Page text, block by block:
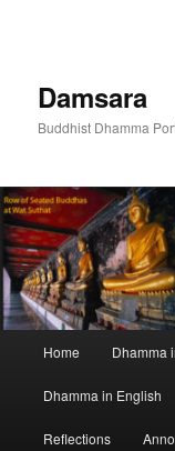
Damsara
Buddhist Dhamma
Home Dhamma
Dhamma in English
Reflections